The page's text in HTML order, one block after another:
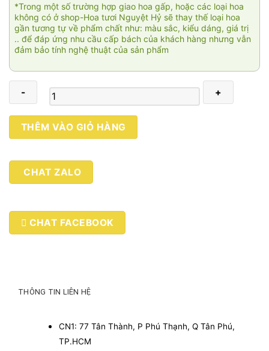
*Trong một số trường hợp giao hoa gấp, hoặc các loại hoa
không có ở shop-Hoa tươi Nguyệt Hỷ sẽ thay thế loại hoa
gần tương tự về phẩm chất như: màu sắc, kiểu dáng, giá trị
.. để đáp ứng nhu cầu cấp bách của khách hàng nhưng vẫn
đảm bảo tính nghệ thuật của sản phẩm
Ocean
roses
số
lượng
THÊM VÀO GIỎ HÀNG
CHAT ZALO
CHAT FACEBOOK
THÔNG TIN LIÊN HỆ
CN1: 77 Tân Thành, P Phú Thạnh, Q Tân Phú,
TP.HCM